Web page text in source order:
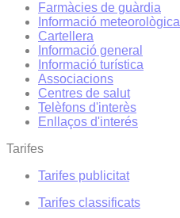
Farmàcies de guàrdia
Informació meteorològica
Cartellera
Informació general
Informació turística
Associacions
Centres de salut
Telèfons d'interès
Enllaços d'interés
Tarifes
Tarifes publicitat
Tarifes classificats